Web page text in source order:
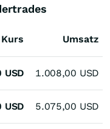
Kurs Umsatz
USD 1.008,00 USD
USD 5.075,00 USD